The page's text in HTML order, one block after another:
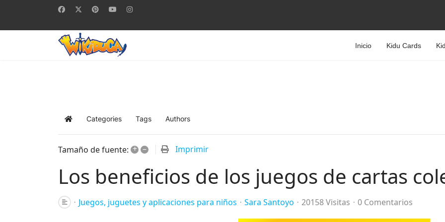
Inicio Kidu Cards
Home Categories Tags Authors
Tamaño de fuente: + – Imprimir
Los beneficios de los juegos de cartas
Juegos, juguetes y aplicaciones para niños Sara Santoyo 20158 Visitas 0 Comentarios